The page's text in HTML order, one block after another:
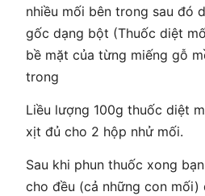
nhiều mối bên trong sau đó
gốc dạng bột (Thuốc diệt
bề mặt của từng miếng gỗ
trong
Liều lượng 100g thuốc diệt
xịt đủ cho 2 hộp nhử mối.
Sau khi phun thuốc xong
cho đều (cả những con mối)